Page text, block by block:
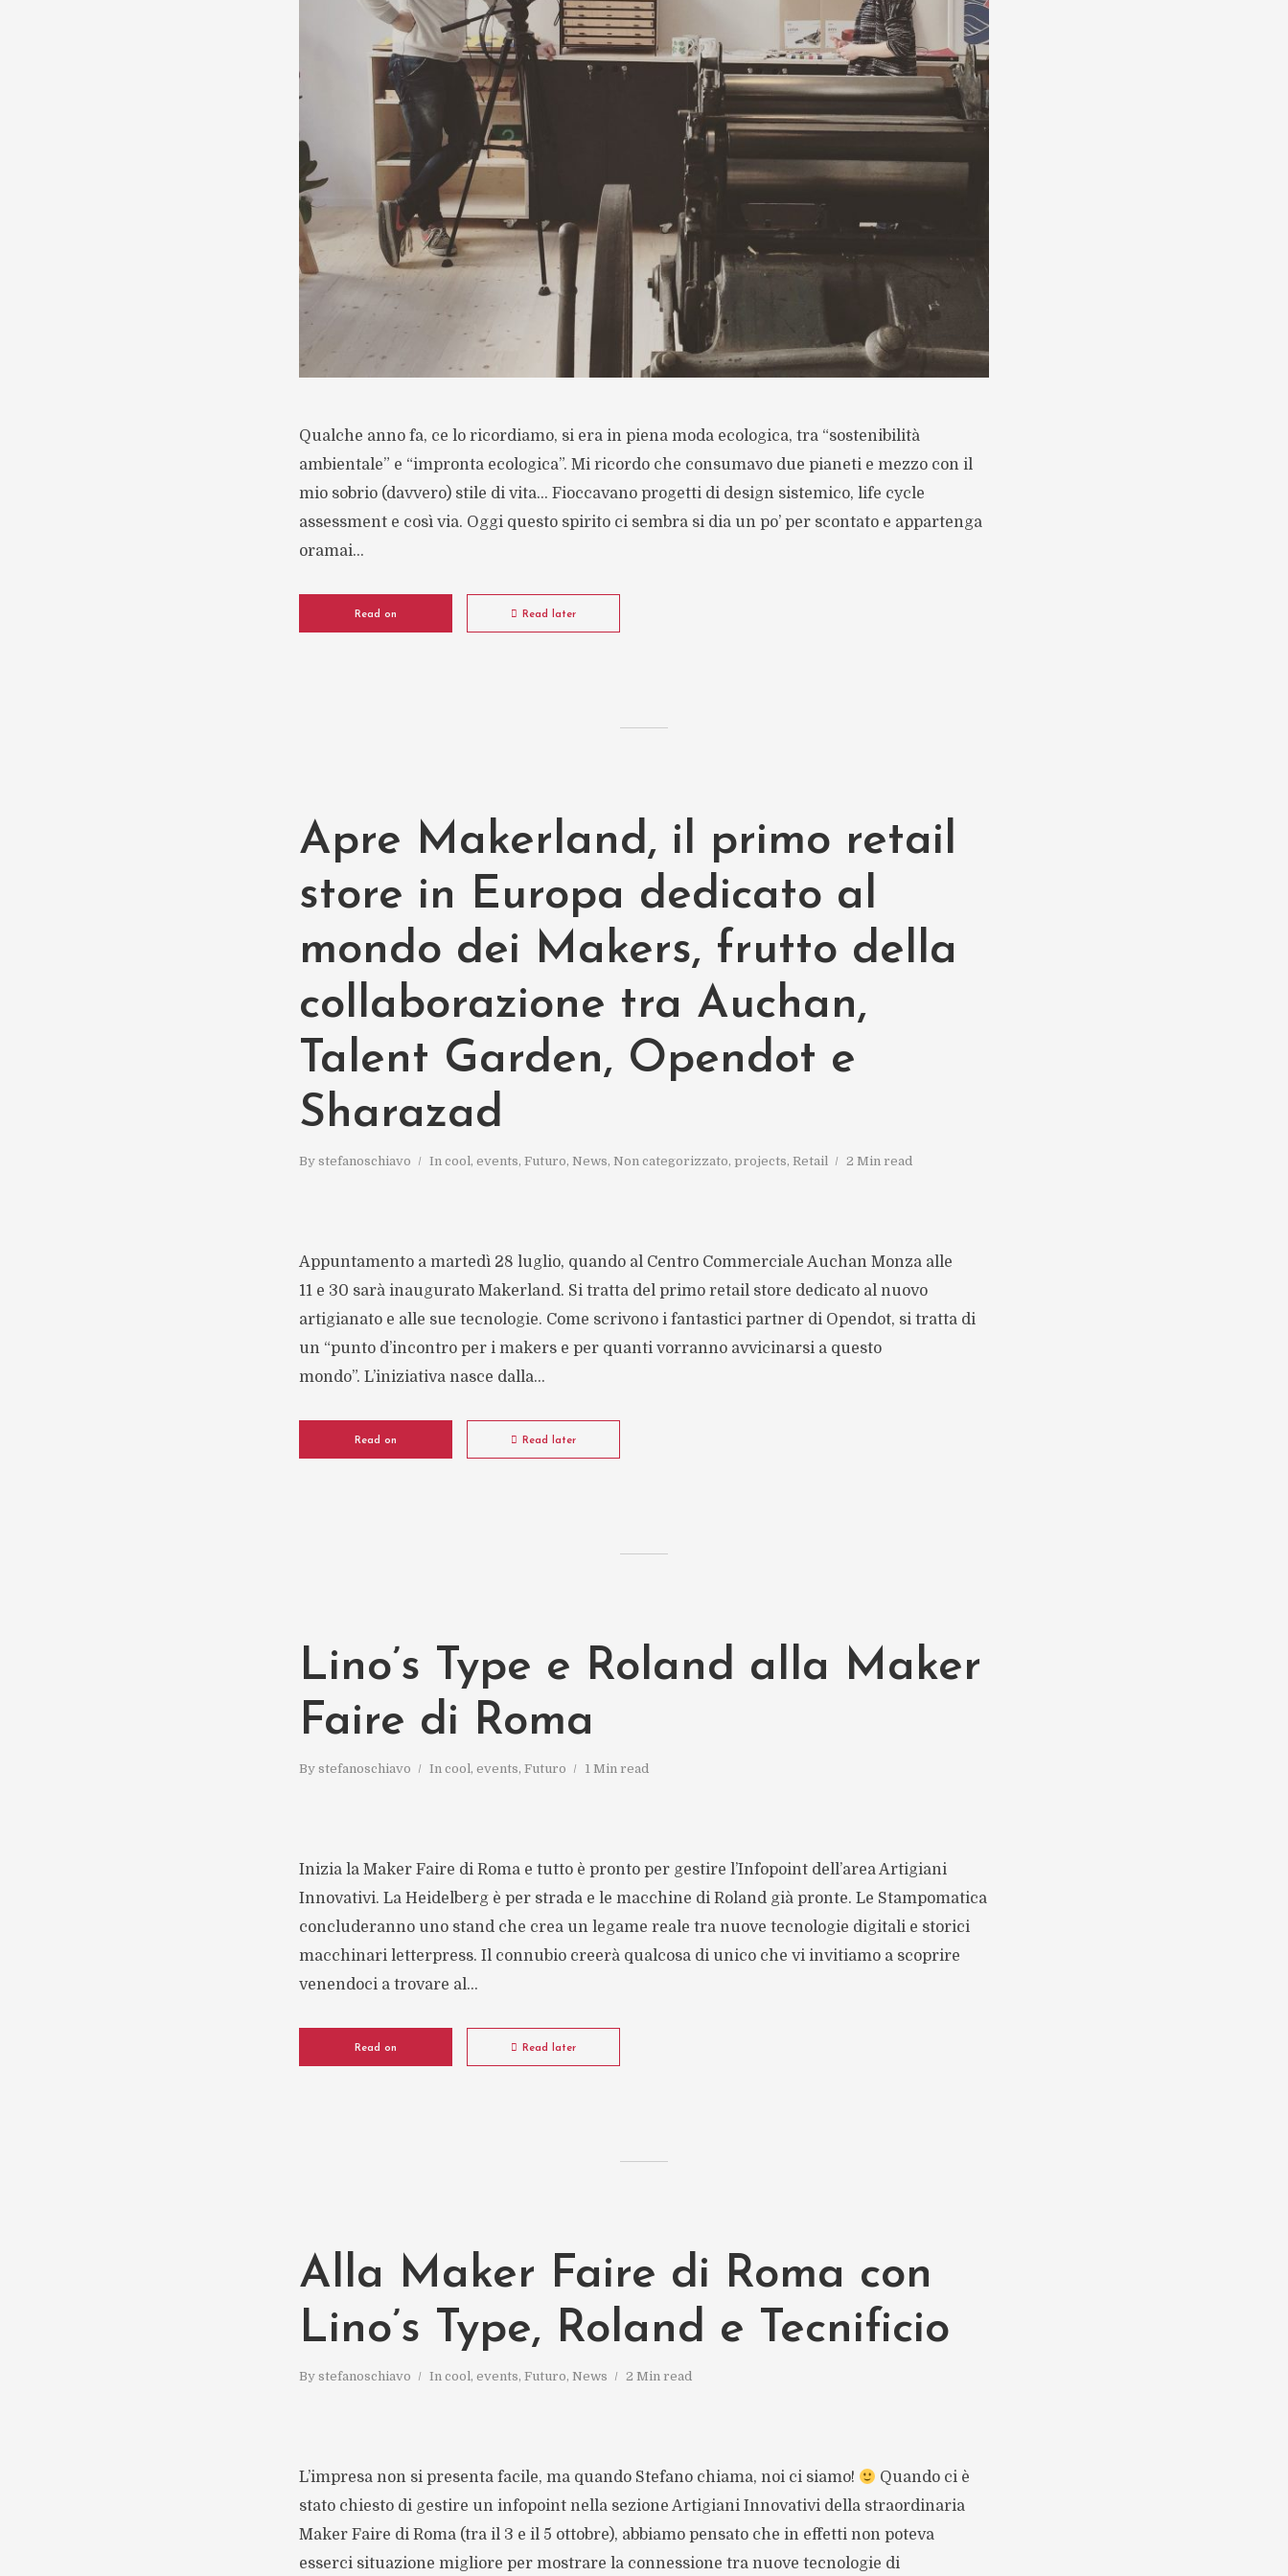
Qualche anno fa, ce lo ricordiamo, si era in piena moda ecologica, tra “sostenibilità
ambientale” e “impronta ecologica”. Mi ricordo che consumavo due pianeti e mezzo con il
mio sobrio (davvero) stile di vita… Fioccavano progetti di design sistemico, life cycle
assessment e così via. Oggi questo spirito ci sembra si dia un po’ per scontato e appartenga
oramai...
Read on Read later
Apre Makerland, il primo retail
store in Europa dedicato al
mondo dei Makers, frutto della
collaborazione tra Auchan,
Talent Garden, Opendot e
Sharazad
By stefanoschiavo In cool, events, Futuro, News, Non categorizzato, projects, Retail 2 Min read
Appuntamento a martedì 28 luglio, quando al Centro Commerciale Auchan Monza alle
11 e 30 sarà inaugurato Makerland. Si tratta del primo retail store dedicato al nuovo
artigianato e alle sue tecnologie. Come scrivono i fantastici partner di Opendot, si tratta di
un “punto d’incontro per i makers e per quanti vorranno avvicinarsi a questo
mondo”. L’iniziativa nasce dalla...
Read on Read later
Lino’s Type e Roland alla Maker
Faire di Roma
By stefanoschiavo In cool, events, Futuro 1 Min read
Inizia la Maker Faire di Roma e tutto è pronto per gestire l’Infopoint dell’area Artigiani
Innovativi. La Heidelberg è per strada e le macchine di Roland già pronte. Le Stampomatica
concluderanno uno stand che crea un legame reale tra nuove tecnologie digitali e storici
macchinari letterpress. Il connubio creerà qualcosa di unico che vi invitiamo a scoprire
venendoci a trovare al...
Read on Read later
Alla Maker Faire di Roma con
Lino’s Type, Roland e Tecnificio
By stefanoschiavo In cool, events, Futuro, News 2 Min read
L’impresa non si presenta facile, ma quando Stefano chiama, noi ci siamo!
Quando ci è
stato chiesto di gestire un infopoint nella sezione Artigiani Innovativi della straordinaria
Maker Faire di Roma (tra il 3 e il 5 ottobre), abbiamo pensato che in effetti non poteva
esserci situazione migliore per mostrare la connessione tra nuove tecnologie di